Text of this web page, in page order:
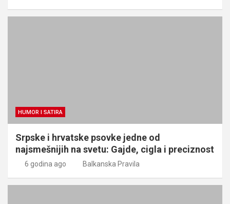
HUMOR I SATIRA
Srpske i hrvatske psovke jedne od
najsmešnijih na svetu: Gajde, cigla i preciznost
6 godina ago Balkanska Pravila